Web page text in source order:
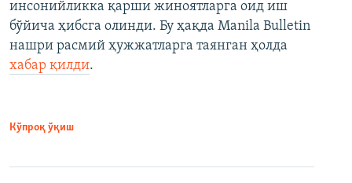
инсонийликка қарши жиноятларга оид иш
бўйича ҳибсга олинди. Бу ҳақда Manila Bulletin
нашри расмий ҳужжатларга таянган ҳолда
хабар қилди.
Кўпроқ ўқиш